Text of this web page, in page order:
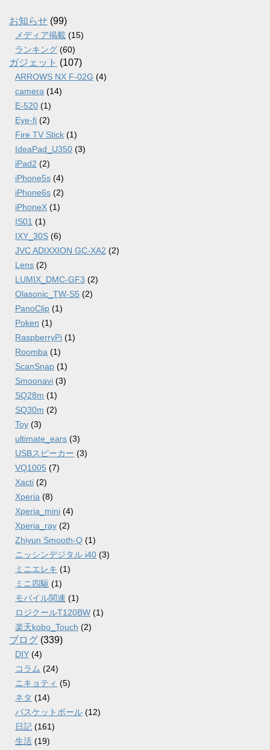
ブ
お知らせ (99)
メディア掲載 (15)
ランキング (60)
ガジェット (107)
ARROWS NX F-02G (4)
camera (14)
E-520 (1)
Eye-fi (2)
Fire TV Stick (1)
IdeaPad_U350 (3)
iPad2 (2)
iPhone5s (4)
iPhone6s (2)
iPhoneX (1)
IS01 (1)
IXY_30S (6)
JVC ADIXXION GC-XA2 (2)
Lens (2)
LUMIX_DMC-GF3 (2)
Olasonic_TW-S5 (2)
PanoClip (1)
Poken (1)
RaspberryPi (1)
Roomba (1)
ScanSnap (1)
Smoonavi (3)
SQ28m (1)
SQ30m (2)
Toy (3)
ultimate_ears (3)
USBスピーカー (3)
VQ1005 (7)
Xacti (2)
Xperia (8)
Xperia_mini (4)
Xperia_ray (2)
Zhiyun Smooth-Q (1)
ニッシンデジタル i40 (3)
ミニエレキ (1)
ミニ四駆 (1)
モバイル関連 (1)
ロジクールT120BW (1)
楽天kobo_Touch (2)
ブログ (339)
DIY (4)
コラム (24)
ニキョティ (5)
ネタ (14)
バスケットボール (12)
日記 (161)
生活 (19)